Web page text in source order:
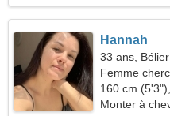
Hannah
33 ans, Bélier
Femme
160 cm
Monter à